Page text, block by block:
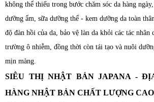
không thể thiếu trong bước chăm sóc da hàng
dưỡng ẩm, sữa dưỡng thể - kem dưỡng da toàn
độ đàn hồi của da, bảo vệ làn da khỏi các tác
trường ô nhiễm, đồng thời còn tái tạo và nuôi
mịn màng.
SIÊU THỊ NHẬT BẢN JAPANA -
HÀNG NHẬT BẢN CHẤT LƯỢNG CAO